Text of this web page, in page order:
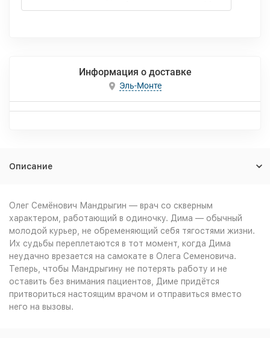
Информация о доставке
Эль-Монте
Описание
Олег Семёнович Мандрыгин — врач со скверным
характером, работающий в одиночку. Дима — обычный
молодой курьер, не обременяющий себя тягостями жизни.
Их судьбы переплетаются в тот момент, когда Дима
неудачно врезается на самокате в Олега Семеновича.
Теперь, чтобы Мандрыгину не потерять работу и не
оставить без внимания пациентов, Диме придётся
притвориться настоящим врачом и отправиться вместо
него на вызовы.